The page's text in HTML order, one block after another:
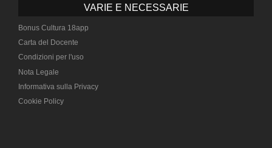
VARIE E NECESSARIE
Bonus Cultura 18app
Carta del Docente
Condizioni per l'uso
Nota Legale
Informativa sulla Privacy
Cookie Policy